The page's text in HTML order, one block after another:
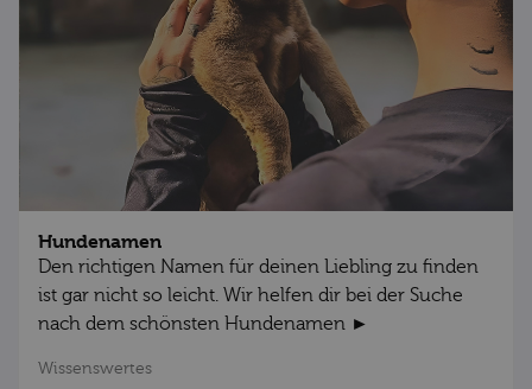
Hundenamen
Den richtigen Namen für deinen Liebling zu finden
ist gar nicht so leicht. Wir helfen dir bei der Suche
nach dem schönsten Hundenamen ►
Wissenswertes